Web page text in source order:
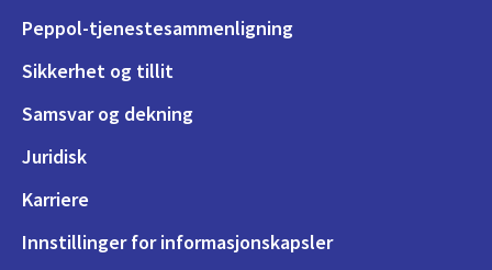
Peppol-tjenestesammenligning
Sikkerhet og tillit
Samsvar og dekning
Juridisk
Karriere
Innstillinger for informasjonskapsler